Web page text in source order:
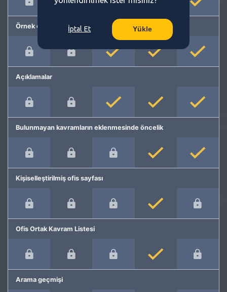
Örnek cümleler
Açıklamalar
Bulunmayan kavramların eklenmesinde öncelik
Kişiselleştirilmiş ofis sayfası
Ofis Ortak Kavram Listesi
Arama geçmişi
İptal Et Yükle